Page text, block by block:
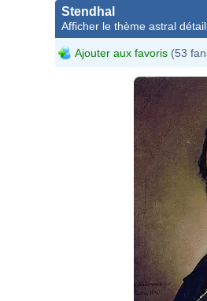
Stendhal
Afficher le thème astral
Ajouter aux favoris (53